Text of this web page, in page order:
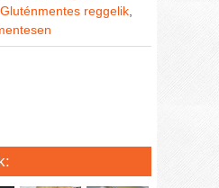
,Gluténmentes reggelik